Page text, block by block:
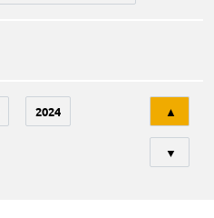
2024 ▲
▼